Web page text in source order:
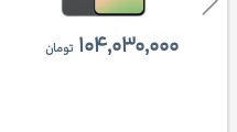
۱۰۴,۰۳۰,۰۰۰ تومان